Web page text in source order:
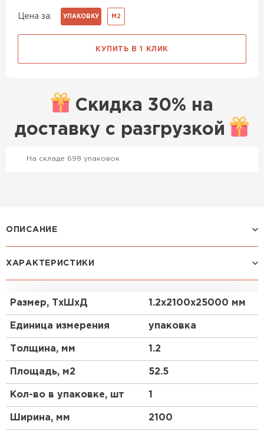
Цена за: УПАКОВКУ М2
КУПИТЬ В 1 КЛИК
Скидка 30% на
доставку с разгрузкой
На складе 698 упаковок
ОПИСАНИЕ
Кровельная полимерная мембрана на основе
х 25 м. Стандартный цвет лицевой поверхности:
Область применения
сеткой. Применяется в качестве
с механическим креплением. Мембраны сохраняют
эластичность при низких температурах и
применяются во всех климатических районах
ХАРАКТЕРИСТИКИ
Размер, ТхШхД 1.2х2100х25000 мм
Единица измерения упаковка
Толщина, мм 1.2
Площадь, м2 52.5
Кол-во в упаковке, шт 1
Ширина, мм 2100